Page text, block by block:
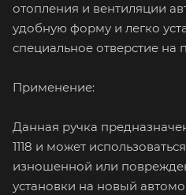
отопления и вентиляции
удобную форму и легко
специальное отверстие на
Применение:
Данная ручка
1118 и может
изношенной или
установки на новый